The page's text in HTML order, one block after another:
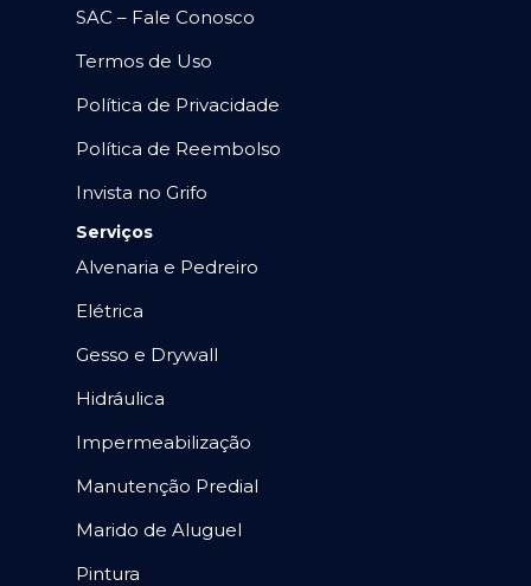
SAC – Fale Conosco
Termos de Uso
Política de Privacidade
Política de Reembolso
Invista no Grifo
Serviços
Alvenaria e Pedreiro
Elétrica
Gesso e Drywall
Hidráulica
Impermeabilização
Manutenção Predial
Marido de Aluguel
Pintura